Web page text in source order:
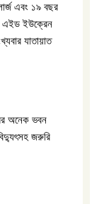
এবং ১৯ বছর
এইড ইউক্রেন
যাতায়াত
অনেক ভবন
জরুরি